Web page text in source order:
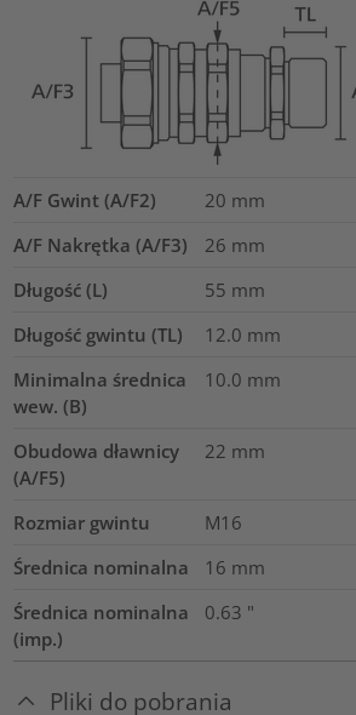
A/F Gwint (A/F2) 20 mm
A/F Nakrętka (A/F3)
26 mm
Długość (L)
55 mm
Długość gwintu (TL)
12.0 mm
Minimalna średnica
wew. (B)
10.0 mm
Obudowa dławnicy
(A/F5)
22 mm
Rozmiar gwintu
M16
Średnica nominalna
16 mm
Średnica nominalna
(imp.)
0.63 "
Pliki do pobrania